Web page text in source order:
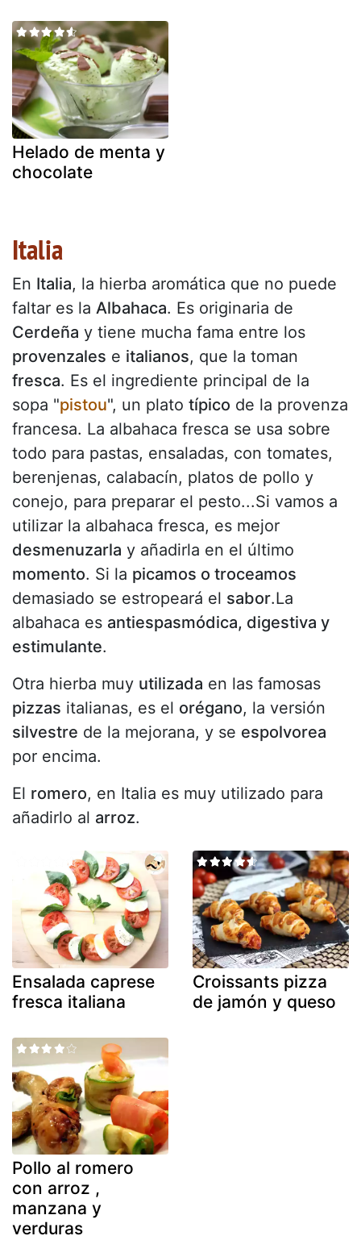
Helado de menta y
chocolate
Italia
En Italia, la hierba aromática que no puede
faltar es la Albahaca. Es originaria de
Cerdeña y tiene mucha fama entre los
provenzales e italianos, que la toman
fresca. Es el ingrediente principal de la
sopa "pistou", un plato típico de la provenza
francesa. La albahaca fresca se usa sobre
todo para pastas, ensaladas, con tomates,
berenjenas, calabacín, platos de pollo y
conejo, para preparar el pesto...Si vamos a
utilizar la albahaca fresca, es mejor
desmenuzarla y añadirla en el último
momento. Si la picamos o troceamos
demasiado se estropeará el sabor.La
albahaca es antiespasmódica, digestiva y
estimulante.
Otra hierba muy utilizada en las famosas
pizzas italianas, es el orégano, la versión
silvestre de la mejorana, y se espolvorea
por encima.
El romero, en Italia es muy utilizado para
añadirlo al arroz.
Ensalada caprese
fresca italiana
Croissants pizza
de jamón y queso
Pollo al romero
con arroz ,
manzana y
verduras